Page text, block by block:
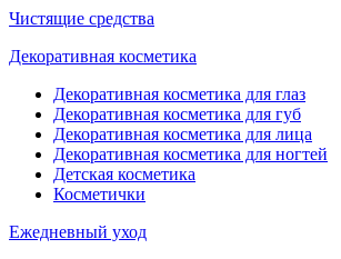
Чистящие средства
Декоративная косметика
Декоративная косметика для глаз
Декоративная косметика для губ
Декоративная косметика для лица
Декоративная косметика для ногтей
Детская косметика
Косметички
Ежедневный уход